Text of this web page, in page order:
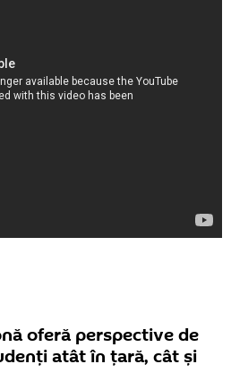
oferă perspective de
atât în țară, cât și